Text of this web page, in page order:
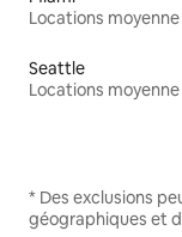
Seattle
* Des exclusions
géographiques et